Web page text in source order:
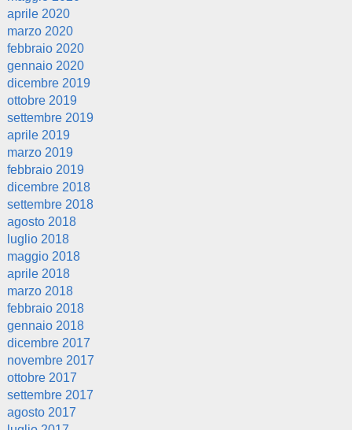
aprile 2020
marzo 2020
febbraio 2020
gennaio 2020
dicembre 2019
ottobre 2019
settembre 2019
aprile 2019
marzo 2019
febbraio 2019
dicembre 2018
settembre 2018
agosto 2018
luglio 2018
maggio 2018
aprile 2018
marzo 2018
febbraio 2018
gennaio 2018
dicembre 2017
novembre 2017
ottobre 2017
settembre 2017
agosto 2017